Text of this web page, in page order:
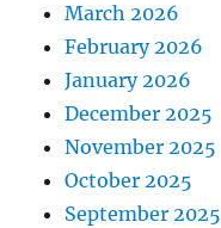
March 2026
February 2026
January 2026
December 2025
November 2025
October 2025
September 2025